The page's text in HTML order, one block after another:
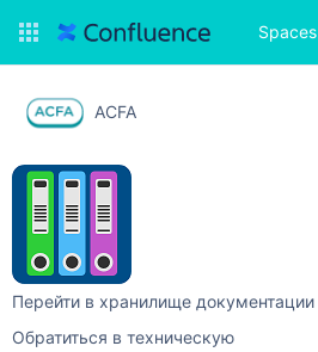
Spaces
ACFA
Перейти в хранилище документации
Обратиться в техническую